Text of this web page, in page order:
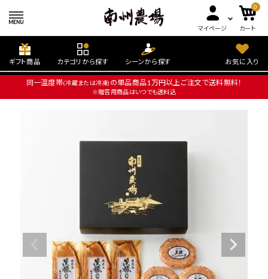
マイページ
0
カート
ギフト商品 カテゴリから探す シーンから探す お気に入り
同一温度帯(冷蔵または冷凍) の単品商品1万円以上ご注文で送料無料！
※贈答用商品はいつでも送料込